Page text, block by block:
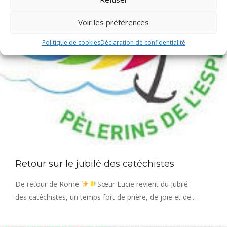
Voir les préférences
Politique de cookiesDéclaration de confidentialité
Retour sur le jubilé des catéchistes
De retour de Rome
Sœur Lucie revient du Jubilé
des catéchistes, un temps fort de prière, de joie et de...